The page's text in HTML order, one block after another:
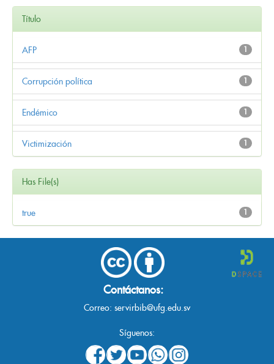
Título
1
AFP
1
Corrupción política
1
Endémico
1
Victimización
Has File(s)
1
true
Contáctanos:
Correo: servirbib@ufg.edu.sv
Síguenos: